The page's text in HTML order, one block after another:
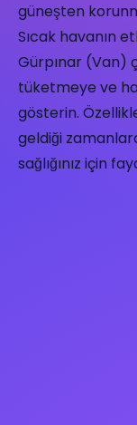
güneşten
Sıcak havanın
Gürpınar (Van)
tüketmeye ve
gösterin.
geldiği
sağlığınız için